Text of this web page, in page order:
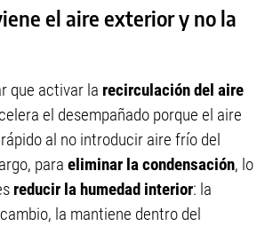
el aire exterior y no la
que activar la recirculación del aire
el desempañado porque el aire
rápido al no introducir aire frío del
para eliminar la condensación, lo
reducir la humedad interior: la
la mantiene dentro del